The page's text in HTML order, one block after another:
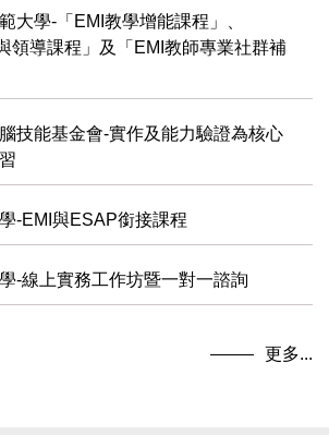
大學-「EMI教學增能課程」、
領導課程」及「EMI教師專業社群補
技能基金會-實作及能力驗證為核心
-EMI與ESAP銜接課程
-線上實務工作坊暨一對一諮詢
更多...